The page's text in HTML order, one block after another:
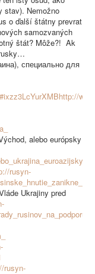
stav). Nemožno
o ďalší štátny prevrat
samozvaných
štát? Môže?! Ak
специально для
alebo európsky
rusyn-
Ukrajiny pred
rusyn-